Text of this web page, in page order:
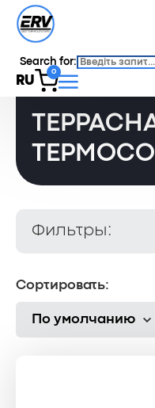
Search for:
RU
0
Главная / Каталог /
Террасная доска
Фильтры:
Сортировать:
По умолчанию